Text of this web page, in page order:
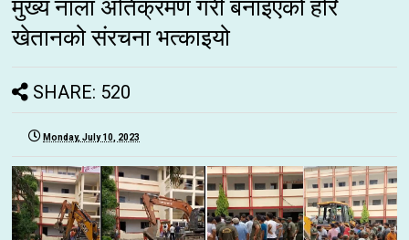
मुख्य नाला अतिक्रमण गरी बनाइएको हरि
खेतानको संरचना भत्काइयो
SHARE: 520
Monday, July 10, 2023